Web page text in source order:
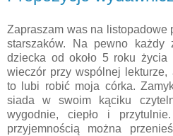
Zapraszam was na listopadowe
starszaków. Na pewno
dziecka od około 5 roku
wieczór przy wspólnej
to lubi robić moja córka.
siada w swoim kąciku
wygodnie, ciepło i
przyjemnością można